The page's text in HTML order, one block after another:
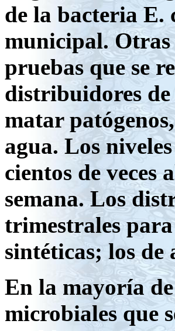
de la bacteria E.
municipal. Otras
pruebas que se
distribuidores
matar
agua. Los
cientos de veces
semana. Los
trimestrales
sintéticas; los de
En la mayoría
microbiales que